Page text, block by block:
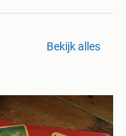
Bekijk alles